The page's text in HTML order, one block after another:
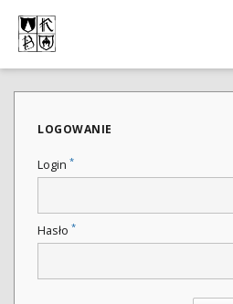
LOGOWANIE
Login *
Hasło *